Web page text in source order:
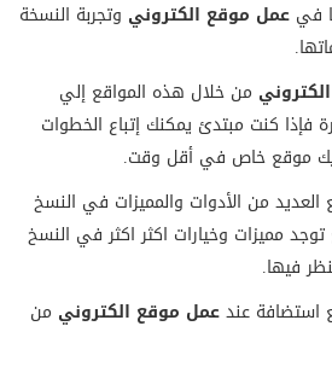
في عمل موقع الكتروني وتجربة النسخة
من خلال هذه المواقع إلي
فإذا كنت مبتدئ يمكنك إتباع الخطوات
موقع خاص في أقل وقت.
من الأدوات والمميزات في النسخ
توجد مميزات وخيارات اكثر اكثر في النسخ
فيها.
استضافة عندعمل موقع الكتروني من